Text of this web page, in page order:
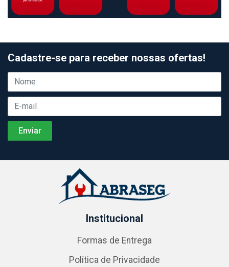
Cadastre-se para receber nossas ofertas!
Institucional
Formas de Entrega
Política de Privacidade